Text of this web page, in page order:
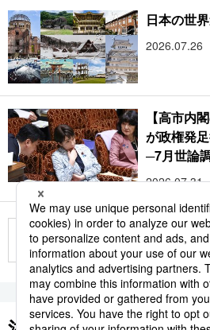
日本の世
2026.07.26
【高市内
が政権発
─7月世論
2026.07.31
もっと見る